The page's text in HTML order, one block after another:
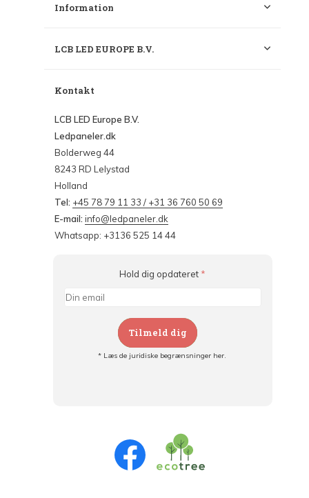
Information
LCB LED EUROPE B.V.
Kontakt
LCB LED Europe B.V.
Ledpaneler.dk
Bolderweg 44
8243 RD Lelystad
Holland
Tel: +45 78 79 11 33 / +31 36 760 50 69
E-mail: info@ledpaneler.dk
Whatsapp: +3136 525 14 44
Hold dig opdateret *
Tilmeld dig
* Læs de juridiske begrænsninger her.